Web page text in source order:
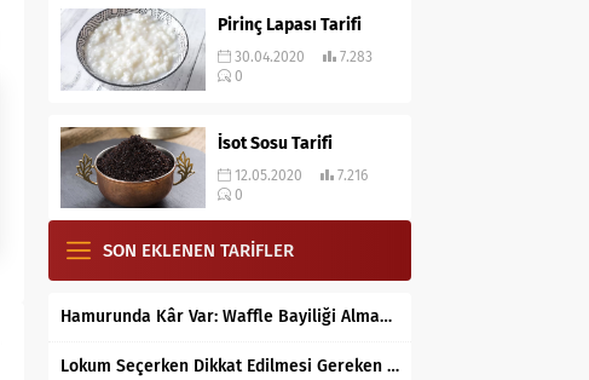
Pirinç Lapası Tarifi
30.04.2020
7.283
0
İsot Sosu Tarifi
12.05.2020
7.216
0
SON EKLENEN TARİFLER
Hamurunda Kâr Var: Waffle Bayiliği Almak Mantıklı mı?
Lokum Seçerken Dikkat Edilmesi Gereken 7 Temel Kriter